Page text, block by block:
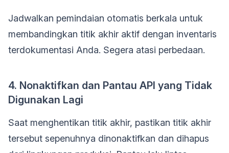
Jadwalkan pemindaian otomatis berkala untuk
membandingkan titik akhir aktif dengan inventaris
terdokumentasi Anda. Segera atasi perbedaan.
4. Nonaktifkan dan Pantau API yang Tidak
Digunakan Lagi
Saat menghentikan titik akhir, pastikan titik akhir
tersebut sepenuhnya dinonaktifkan dan dihapus